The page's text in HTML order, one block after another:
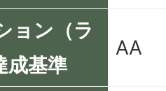
ョン（ラ
成基準
AA